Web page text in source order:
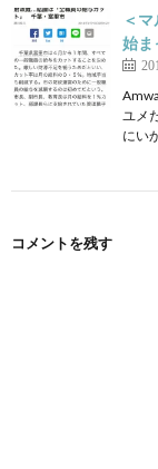
＜
始ま
ユメ
にい
コメントを残す